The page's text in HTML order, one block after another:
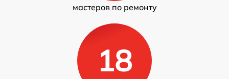
мастеров по ремонту
18